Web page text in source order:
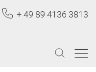
+ 49 89 4136 3813